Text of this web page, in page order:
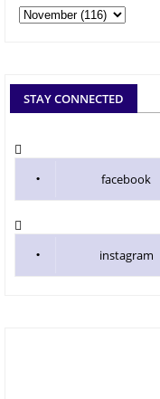
STAY CONNECTED
facebook
instagram